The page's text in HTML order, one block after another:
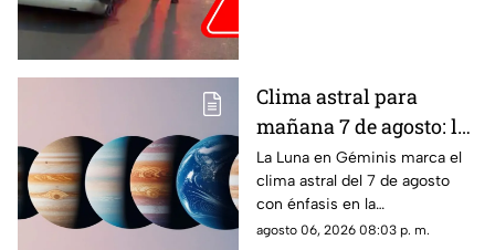
Clima astral para
mañana 7 de agosto: la
Luna cambia a Géminis
y favorece la
comunicación
La Luna en Géminis marca el
clima astral del 7 de agosto
con énfasis en la
comunicación, las ideas y los
agosto 06, 2026 08:03 p. m.